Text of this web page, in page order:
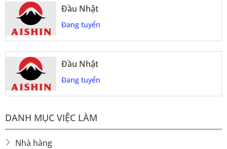
Đầu Nhật
Đang tuyển
Đầu Nhật
Đang tuyển
DANH MỤC VIỆC LÀM
Nhà hàng